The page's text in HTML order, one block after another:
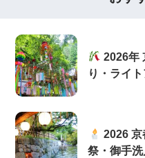
2026年
り・ライ
2026 京
祭・御手洗